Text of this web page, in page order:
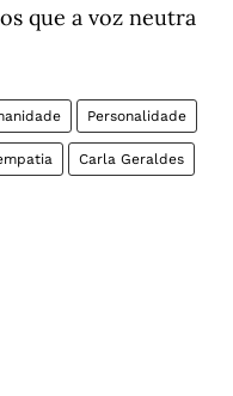
que a voz neutra
Personalidade
Carla Geraldes